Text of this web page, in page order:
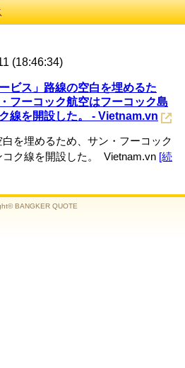
(18:46:34)
ービス」路線の空白を埋めるた
フーコック航空はフーコック島
線を開設した。 - Vietnam.vn
白を埋めるため、サン・フーコック
ク線を開設した。 Vietnam.vn [続
BANGKER QUOTE